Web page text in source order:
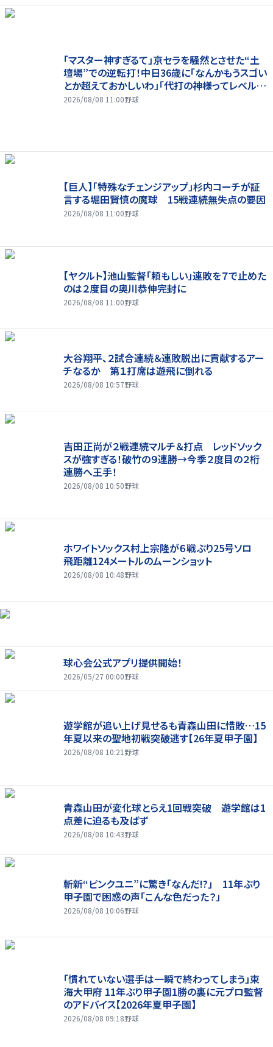
「マスター神すぎるて」京セラを騒然とさせた“土
壇場”での逆転打！中日36歳に「なんかもうスゴい
とか超えておかしいわ」「代打の神様ってレベルじ
ゃねーぞ」
2026/08/08 11:00野球
【巨人】「特殊なチェンジアップ」杉内コーチが証
言する堀田賢慎の魔球 15戦連続無失点の要因
2026/08/08 11:00野球
【ヤクルト】池山監督「頼もしい」連敗を７で止めた
のは２度目の奥川恭伸完封に
2026/08/08 11:00野球
大谷翔平、２試合連続＆連敗脱出に貢献するアー
チなるか 第１打席は遊飛に倒れる
2026/08/08 10:57野球
吉田正尚が２戦連続マルチ＆打点 レッドソック
スが強すぎる！破竹の９連勝→今季２度目の２桁
連勝へ王手！
2026/08/08 10:50野球
ホワイトソックス村上宗隆が６戦ぶり25号ソロ
飛距離124メートルのムーンショット
2026/08/08 10:48野球
球心会公式アプリ提供開始！
2026/05/27 00:00野球
遊学館が追い上げ見せるも青森山田に惜敗…15
年夏以来の聖地初戦突破逃す【26年夏甲子園】
2026/08/08 10:21 野球
青森山田が変化球とらえ1回戦突破 遊学館は1
点差に迫るも及ばず
2026/08/08 10:43野球
斬新“ピンクユニ”に驚き「なんだ!?」 11年ぶり
甲子園で困惑の声「こんな色だった？」
2026/08/08 10:06野球
「慣れていない選手は一瞬で終わってしまう」東
海大甲府 11年ぶり甲子園1勝の裏に元プロ監督
のアドバイス【2026年夏甲子園】
2026/08/08 09:18野球